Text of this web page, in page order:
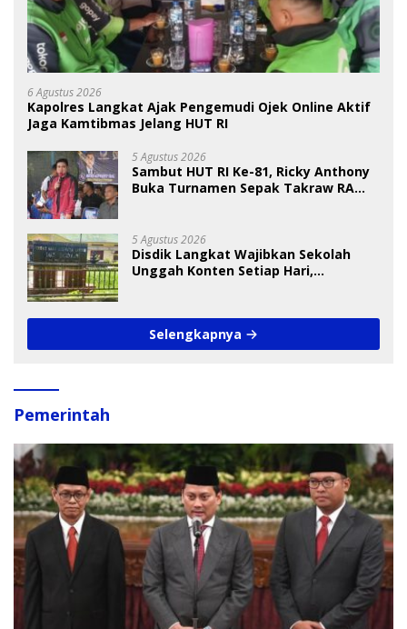
6 Agustus 2026
Kapolres Langkat Ajak Pengemudi Ojek Online Aktif
Jaga Kamtibmas Jelang HUT RI
5 Agustus 2026
Sambut HUT RI Ke-81, Ricky Anthony
Buka Turnamen Sepak Takraw RA
5 Agustus 2026
Disdik Langkat Wajibkan Sekolah
Unggah Konten Setiap Hari,
Selengkapnya
Pemerintah